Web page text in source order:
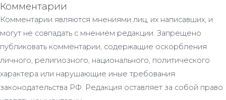
Комментарии
Комментарии являются мнениями лиц, их написавших, и
могут не совпадать с мнением редакции. Запрещено
публиковать комментарии, содержащие оскорбления
личного, религиозного, национального, политического
характера или нарушающие иные требования
законодательства РФ. Редакция оставляет за собой право